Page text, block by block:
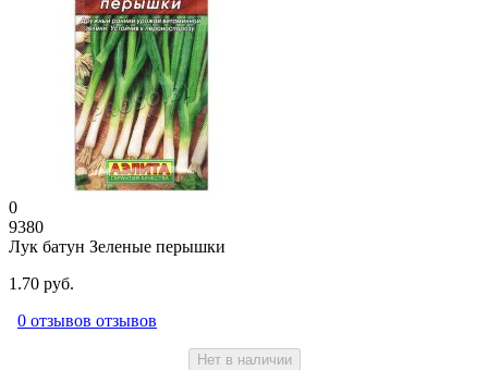
0
9380
Лук батун Зеленые перышки
1.70 руб.
0 отзывов отзывов
Нет в наличии